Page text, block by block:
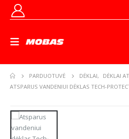
PARDUOTUVĖ DĖKLAI,
DĖKLAI
ATSPARUS VANDENIUI DĖKLAS TECH-